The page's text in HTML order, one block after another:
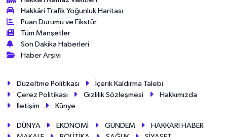
Hakkâri Trafik Yoğunluk Haritası
Puan Durumu ve Fikstür
Tüm Manşetler
Son Dakika Haberleri
Haber Arşivi
Düzeltme Politikası
İçerik Kaldırma Talebi
Çerez Politikası
Gizlilik Sözleşmesi
Hakkımızda
İletişim
Künye
DÜNYA EKONOMİ GÜNDEM
HAKKARİ HABER